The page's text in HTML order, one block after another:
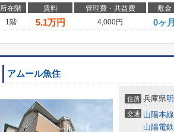
所在階 賃料 管理費・共益費 敷金
1階
5.1万円 4,000円 0ヶ月
アムール魚住
住所 兵庫県
交通 山陽本線
山陽電